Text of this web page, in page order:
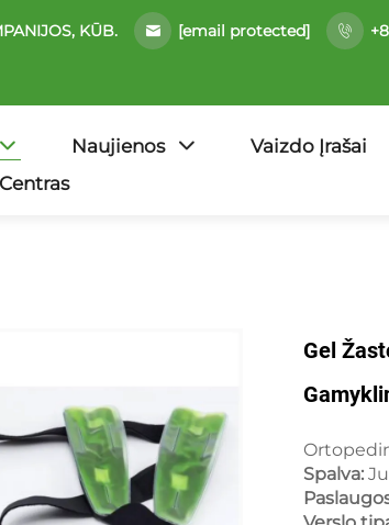
KŪB. [email protected]
Naujienos Vaizdo Įrašai
Gel
Spalva: